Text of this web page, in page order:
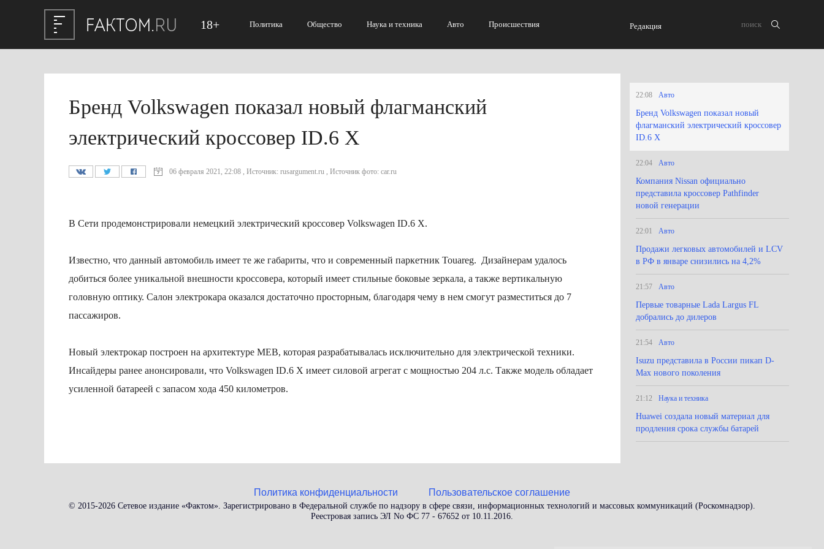
18+ Политика Общество Наука и техника Авто Происшествия Редакция
Бренд Volkswagen показал новый флагманский
электрический кроссовер ID.6 X
06 февраля 2021, 22:08 , Источник: rusargument.ru , Источник фото: car.ru
В Сети продемонстрировали немецкий электрический кроссовер Volkswagen ID.6 X.
Известно, что данный автомобиль имеет те же габариты, что и современный паркетник Touareg. Дизайнерам удалось
добиться более уникальной внешности кроссовера, который имеет стильные боковые зеркала, а также вертикальную
головную оптику. Салон электрокара оказался достаточно просторным, благодаря чему в нем смогут разместиться до 7
пассажиров.
Новый электрокар построен на архитектуре MEB, которая разрабатывалась исключительно для электрической техники.
Инсайдеры ранее анонсировали, что Volkswagen ID.6 X имеет силовой агрегат с мощностью 204 л.с. Также модель обладает
усиленной батареей с запасом хода 450 километров.
22:08 Авто
Бренд Volkswagen показал новый
флагманский электрический кроссовер
ID.6 X
22:04 Авто
Компания Nissan официально
представила кроссовер Pathfinder
новой генерации
22:01 Авто
Продажи легковых автомобилей и LCV
в РФ в январе снизились на 4,2%
21:57 Авто
Первые товарные Lada Largus FL
добрались до дилеров
21:54 Авто
Isuzu представила в России пикап D-
Max нового поколения
21:12 Наука и техника
Huawei создала новый материал для
продления срока службы батарей
Политика конфиденциальности Пользовательское соглашение
© 2015-2026 Сетевое издание «Фактом». Зарегистрировано в Федеральной службе по надзору в сфере связи, информационных технологий и массовых коммуникаций (Роскомнадзор).
Реестровая запись ЭЛ No ФС 77 - 67652 от 10.11.2016.